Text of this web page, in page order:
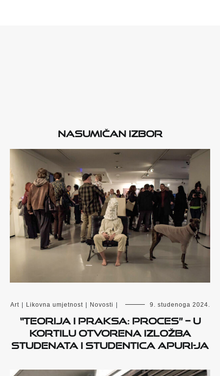
Nasumičan izbor
Art Likovna umjetnost Novosti 9. studenoga 2024.
“Teorija i praksa: Proces” – U
Kortilu otvorena izložba
studenata i studentica APURI-ja